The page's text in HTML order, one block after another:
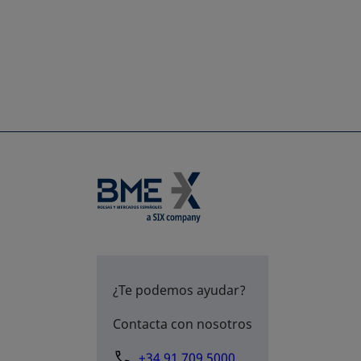
¿Te podemos ayudar?
Contacta con nosotros